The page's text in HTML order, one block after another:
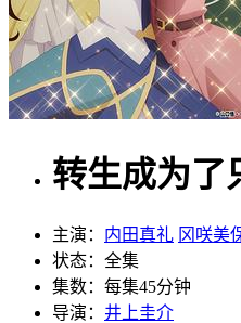
转生成为了
主演： 内田真礼 冈咲美
状态： 全集
集数： 每集45分钟
导演： 井上圭介